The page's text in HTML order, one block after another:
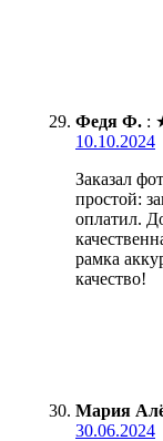
Федя Ф. :
10.10.2024
Заказал
простой:
оплатил.
рамка
качество!
Мария
30.06.2024